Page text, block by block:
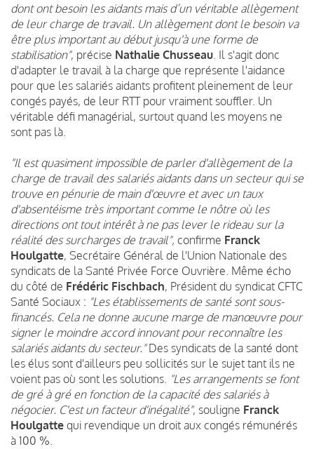
dont ont besoin les aidants mais d’un véritable allègement
de leur charge de travail. Un allègement dont le besoin va
être plus important au début jusqu'à une forme de
stabilisation", précise Nathalie Chusseau. Il s'agit donc
d'adapter le travail à la charge que représente l'aidance
pour que les salariés aidants profitent pleinement de leur
congés payés, de leur RTT pour vraiment souffler. Un
véritable défi managérial, surtout quand les moyens ne
sont pas là.
"Il est quasiment impossible de parler d'allègement de la
charge de travail des salariés aidants dans un secteur qui se
trouve en pénurie de main d'œuvre et avec un taux
d'absentéisme très important comme le nôtre où les
directions ont tout intérêt à ne pas lever le rideau sur la
réalité des surcharges de travail", confirme Franck
Houlgatte, Secrétaire Général de l'Union Nationale des
syndicats de la Santé Privée Force Ouvrière. Même écho
du côté de Frédéric Fischbach, Président du syndicat CFTC
Santé Sociaux : "Les établissements de santé sont sous-
financés. Cela ne donne aucune marge de manœuvre pour
signer le moindre accord innovant pour reconnaître les
salariés aidants du secteur."Des syndicats de la santé dont
les élus sont d'ailleurs peu sollicités sur le sujet tant ils ne
voient pas où sont les solutions. "Les arrangements se font
de gré à gré en fonction de la capacité des salariés à
négocier. C'est un facteur d'inégalité", souligne Franck
Houlgatte qui revendique un droit aux congés rémunérés
à 100 %.